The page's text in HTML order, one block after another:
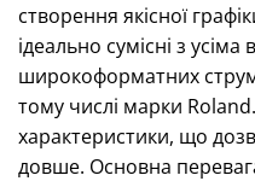
створення якісної
ідеально сумісні з
широкоформатних
тому числі марки
характеристики, що
довше. Основна